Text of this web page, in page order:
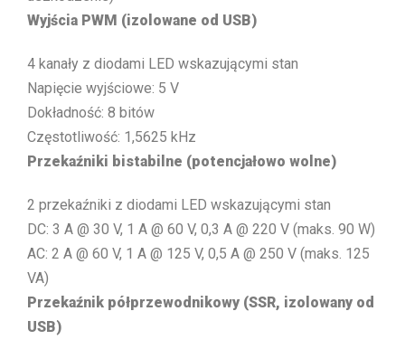
Wyjścia PWM (izolowane od USB)
4 kanały z diodami LED wskazującymi stan
Napięcie wyjściowe: 5 V
Dokładność: 8 bitów
Częstotliwość: 1,5625 kHz
Przekaźniki bistabilne (potencjałowo wolne)
2 przekaźniki z diodami LED wskazującymi stan
DC: 3 A @ 30 V, 1 A @ 60 V, 0,3 A @ 220 V (maks. 90 W)
AC: 2 A @ 60 V, 1 A @ 125 V, 0,5 A @ 250 V (maks. 125
VA)
Przekaźnik półprzewodnikowy (SSR, izolowany od
USB)